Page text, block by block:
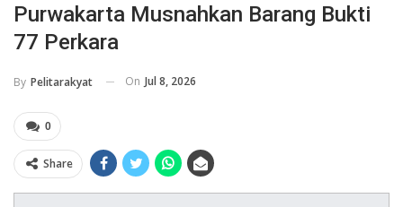
Purwakarta Musnahkan Barang Bukti
77 Perkara
By Pelitarakyat On Jul 8, 2026
0
Share